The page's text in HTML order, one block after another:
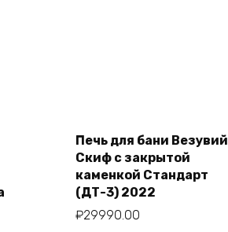
Add to cart
Печь для бани Везувий
Скиф с закрытой
каменкой Стандарт
(ДТ-3) 2022
₽29990.00